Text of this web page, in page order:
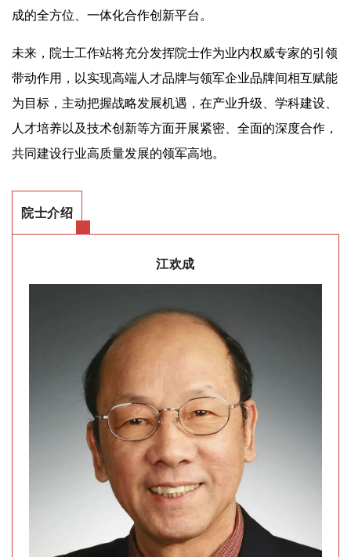
成的全方位、一体化合作创新平台。
未来，院士工作站将充分发挥院士作为业内权威专家的引领
带动作用，以实现高端人才品牌与领军企业品牌间相互赋能
为目标，主动把握战略发展机遇，在产业升级、学科建设、
人才培养以及技术创新等方面开展紧密、全面的深度合作，
共同建设行业高质量发展的领军高地。
院士介绍
江欢成